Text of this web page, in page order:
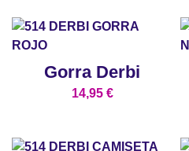
Gorra Derbi
14,95 €